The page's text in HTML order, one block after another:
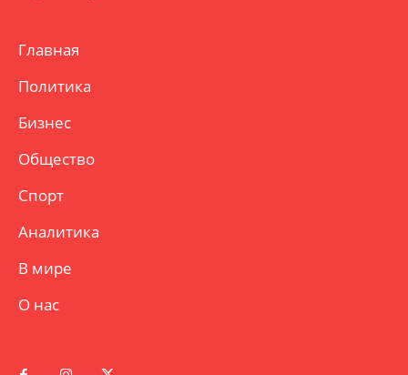
Главная
Политика
Бизнес
Общество
Спорт
Аналитика
В мире
О нас